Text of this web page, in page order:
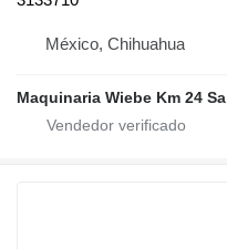
México, Chihuahua
Maquinaria Wiebe Km 24 Sa